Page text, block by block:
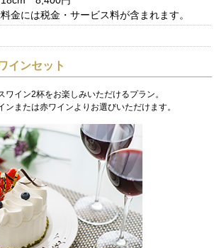
金には税金・サービス料が含まれます。
インセット
ワイン2杯をお楽しみいただけるプラン。
ンまたは赤ワインよりお選びいただけます。